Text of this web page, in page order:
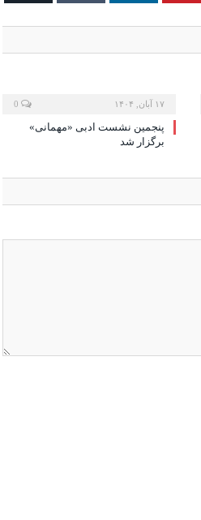
۱۷ آبان, ۱۴۰۴
پنجمین نشست ادبی «مهمانی»
برگزار شد